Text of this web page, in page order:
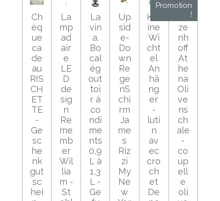
Ch
èq
ue
ca
de
au
RIS
CH
ET
TE
-
Ge
sc
he
nk
gut
sc
hei
La
mp
ad
air
e
LE
D
de
sig
n
Re
me
mb
er
Wil
lia
m -
St
La
vin
a.
Bo
cal
ég
out
toi
r à
co
ndi
me
nts
0,9
L à
1,3
L -
Ge
Up
sid
e-
Do
wn
Re
ge
nS
chi
rm
Ja
me
s
Riz
zi
My
Ne
w
Kle
ine
Wi
cht
el
An
hä
ng
er
-
luti
n
av
ec
cro
ch
et
De
Promotion
!
ze
nh
off
At
he
na
Oli
ve
ns
ch
ale
-
co
up
ell
e
oli